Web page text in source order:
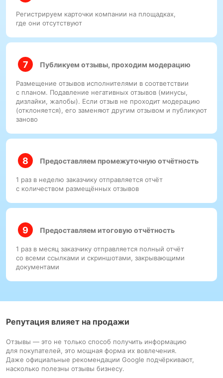
Регистрируем карточки компании на площадках,
где они отсутствуют
Публикуем отзывы, проходим модерацию
Размещение отзывов исполнителями в соответствии
с планом. Подавление негативных отзывов (минусы,
дизлайки, жалобы). Если отзыв не проходит модерацию
(отклоняется), его заменяют другим отзывом и публикуют
заново
Предоставляем промежуточную отчётность
1 раз в неделю заказчику отправляется отчёт
с количеством размещённых отзывов
Предоставляем итоговую отчётность
1 раз в месяц заказчику отправляется полный отчёт
со всеми ссылками и скриншотами, закрывающими
документами
Репутация влияет на продажи
Отзывы — это не только способ получить информацию
для покупателей, это мощная форма их вовлечения.
Даже официальные рекомендации Google подчёркивают,
насколько полезны отзывы бизнесу.